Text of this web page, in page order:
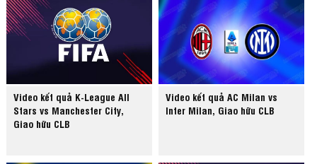
Video kết quả K-League All
Stars vs Manchester City,
Giao hữu CLB
Video kết quả AC Milan vs
Inter Milan, Giao hữu CLB